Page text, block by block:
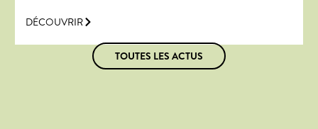
DÉCOUVRIR
TOUTES LES ACTUS